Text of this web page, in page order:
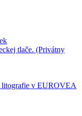
tlače. (Privátny
litografie v EUROVEA